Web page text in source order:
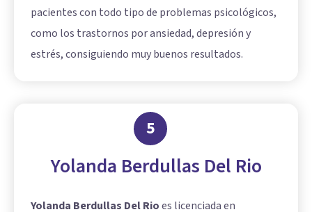
pacientes con todo tipo de problemas psicológicos,
como los trastornos por ansiedad, depresión y
estrés, consiguiendo muy buenos resultados.
5
Yolanda Berdullas Del Rio
Yolanda Berdullas Del Rioes licenciada en